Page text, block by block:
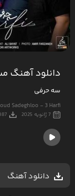
دانلود آهنگ
سه حرفی
Sadeghloo - 3 Harfi
7 ژانویه 2025
دانلود آهنگ